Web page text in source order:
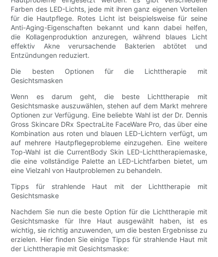
Farben des LED-Lichts, jede mit ihren ganz eigenen Vorteilen
für die Hautpflege. Rotes Licht ist beispielsweise für seine
Anti-Aging-Eigenschaften bekannt und kann dabei helfen,
die Kollagenproduktion anzuregen, während blaues Licht
effektiv Akne verursachende Bakterien abtötet und
Entzündungen reduziert.
Die besten Optionen für die Lichttherapie mit
Gesichtsmasken
Wenn es darum geht, die beste Lichttherapie mit
Gesichtsmaske auszuwählen, stehen auf dem Markt mehrere
Optionen zur Verfügung. Eine beliebte Wahl ist der Dr. Dennis
Gross Skincare DRx SpectraLite FaceWare Pro, das über eine
Kombination aus roten und blauen LED-Lichtern verfügt, um
auf mehrere Hautpflegeprobleme einzugehen. Eine weitere
Top-Wahl ist die CurrentBody Skin LED-Lichttherapiemaske,
die eine vollständige Palette an LED-Lichtfarben bietet, um
eine Vielzahl von Hautproblemen zu behandeln.
Tipps für strahlende Haut mit der Lichttherapie mit
Gesichtsmaske
Nachdem Sie nun die beste Option für die Lichttherapie mit
Gesichtsmaske für Ihre Haut ausgewählt haben, ist es
wichtig, sie richtig anzuwenden, um die besten Ergebnisse zu
erzielen. Hier finden Sie einige Tipps für strahlende Haut mit
der Lichttherapie mit Gesichtsmaske: